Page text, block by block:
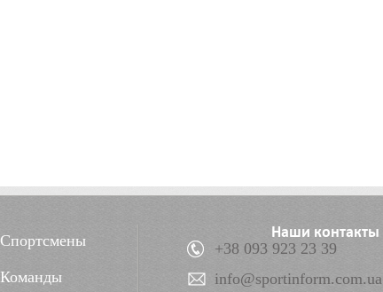
Спортсмены
Команды
Наши контакты
+38 093 923 23 39
info@sportinform.com.ua